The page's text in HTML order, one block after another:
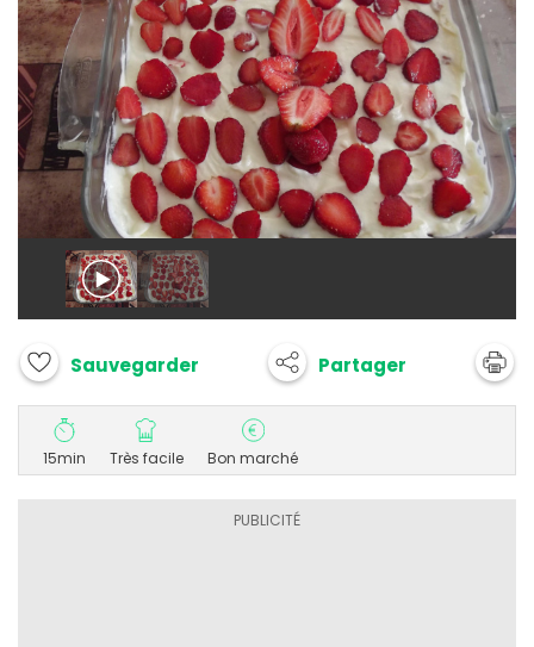
Sauvegarder Partager
15min Très facile Bon marché